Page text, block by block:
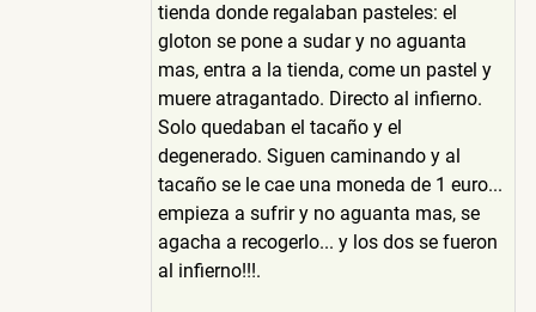
tienda donde regalaban pasteles: el
gloton se pone a sudar y no aguanta
mas, entra a la tienda, come un pastel y
muere atragantado. Directo al infierno.
Solo quedaban el tacaño y el
degenerado. Siguen caminando y al
tacaño se le cae una moneda de 1 euro...
empieza a sufrir y no aguanta mas, se
agacha a recogerlo... y los dos se fueron
al infierno!!!.